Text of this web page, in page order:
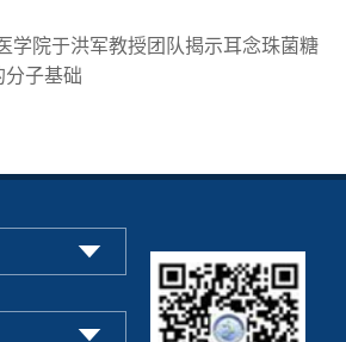
学院于洪军教授团队揭示耳念珠菌糖
分子基础